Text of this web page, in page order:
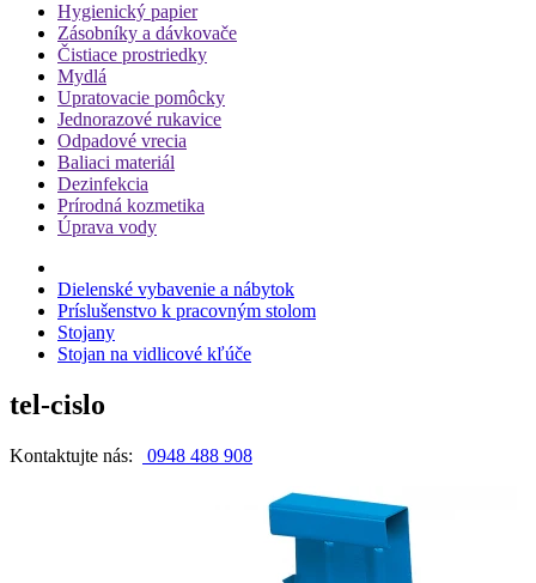
Hygienický papier
Zásobníky a dávkovače
Čistiace prostriedky
Mydlá
Upratovacie pomôcky
Jednorazové rukavice
Odpadové vrecia
Baliaci materiál
Dezinfekcia
Prírodná kozmetika
Úprava vody
Dielenské vybavenie a nábytok
Príslušenstvo k pracovným stolom
Stojany
Stojan na vidlicové kľúče
tel-cislo
Kontaktujte nás: 0948 488 908